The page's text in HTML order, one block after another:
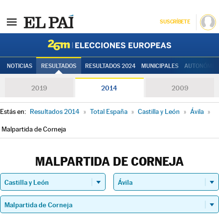
SUSCRÍBETE
NOTICIAS RESULTADOS RESULTADOS 2024 MUNICIPALES
2019 2014 2009
Estás en: Resultados 2014 » Total España » Castilla y León » Ávila »
Malpartida de Corneja
MALPARTIDA DE CORNEJA